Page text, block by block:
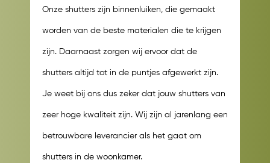
Onze shutters zijn binnenluiken, die gemaakt
worden van de beste materialen die te krijgen
zijn. Daarnaast zorgen wij ervoor dat de
shutters altijd tot in de puntjes afgewerkt zijn.
Je weet bij ons dus zeker dat jouw shutters van
zeer hoge kwaliteit zijn. Wij zijn al jarenlang een
betrouwbare leverancier als het gaat om
shutters in de woonkamer.